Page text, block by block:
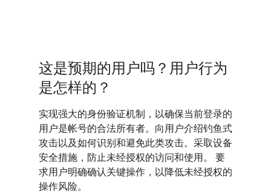
这是预期的用户吗？用户行为
是怎样的？
实现强大的身份验证机制，以确保当前登录的
用户是帐号的合法所有者。向用户介绍钓鱼式
攻击以及如何识别和避免此类攻击。采取设备
安全措施，防止未经授权的访问和使用。 要
求用户明确确认关键操作，以降低未经授权的
操作风险。